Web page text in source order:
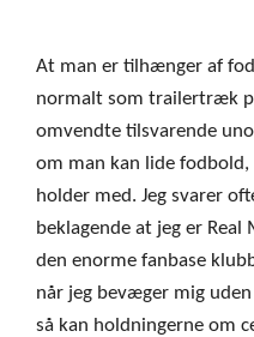
At man er tilhænger af
normalt som trailertræk
omvendte tilsvarende
om man kan lide
holder med. Jeg svarer
beklagende at jeg er
den enorme fanbase
når jeg bevæger mig
så kan holdningerne om